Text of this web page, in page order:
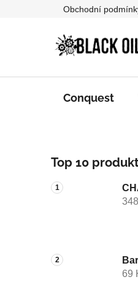
Obchodní
Conquest
o
s
t
n
Top 10
69